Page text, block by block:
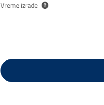
Vreme izrade